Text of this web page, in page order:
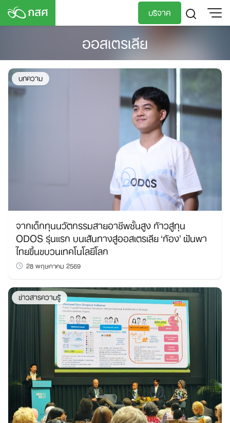
Skip
บริจาค
TH
ออสเตรเลีย
บทความ
จากเด็กทุนนวัตกรรมสายอาชีพชั้นสูง ก้าวสู่ทุน
ODOS รุ่นแรก บนเส้นทางสู่ออสเตรเลีย ‘ก้อง’ ฝันพา
ไทยขึ้นขบวนเทคโนโลยีโลก
28 พฤษภาคม 2569
ข่าวสารความรู้